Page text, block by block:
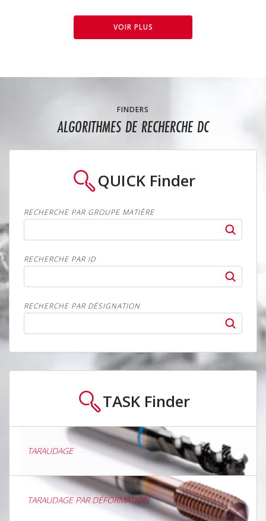
VOIR PLUS
FINDERS
ALGORITHMES DE RECHERCHE DC
QUICK Finder
RECHERCHE PAR GROUPE MATIÈRE
RECHERCHE PAR ID
RECHERCHE PAR DÉSIGNATION
TASK Finder
TARAUDAGE
TARAUDAGE PAR DÉFORMATION